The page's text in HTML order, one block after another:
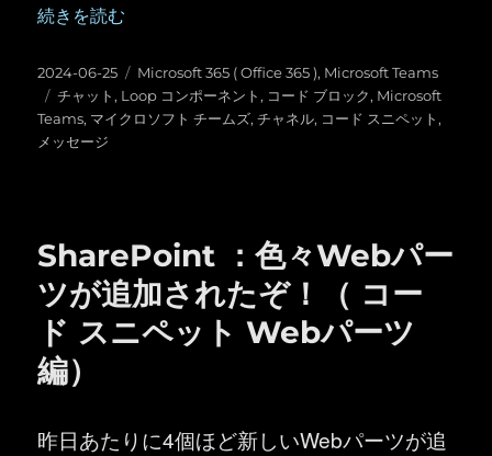
“Microsoft Teams ：メッセージに「コード ブロック」が
続きを読む
投
稿
日:
2024-06-25
カ
テ
ゴ
Microsoft 365 ( Office 365 ), Microsoft Teams
タ
グ
チャット, Loop コンポーネント, コード ブロック, Microsoft
Teams, マイクロソフト チームズ,チャネル, コード スニペット,
メッセージ
SharePoint ：色々Webパー
ツが追加されたぞ！（ コー
ド スニペット Webパーツ
編）
昨日あたりに4個ほど新しいWebパーツが追